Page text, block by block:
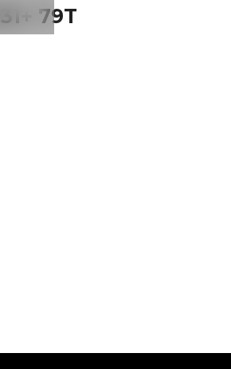
79T